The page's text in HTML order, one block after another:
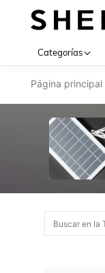
Categorías
Página principal